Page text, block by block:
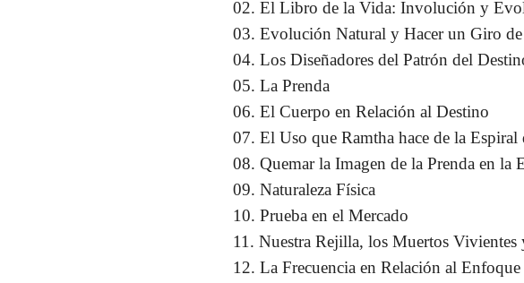
02. El Libro de la Vida: Involución y
03. Evolución Natural y Hacer un Giro
04. Los Diseñadores del Patrón del
05. La Prenda
06. El Cuerpo en Relación al Destino
07. El Uso que Ramtha hace de la
08. Quemar la Imagen de la Prenda en la
09. Naturaleza Física
10. Prueba en el Mercado
11. Nuestra Rejilla, los Muertos Vivientes
12. La Frecuencia en Relación al Enfoque